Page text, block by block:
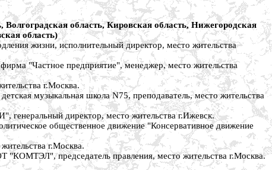
область, Кировская область, Нижегородская
область)
жизни, исполнительный директор, место жительства
"Частное предприятие", менеджер, место жительства
г.Москва.
музыкальная школа N75, преподаватель, место жительства
директор, место жительства г.Ижевск.
общественное движение "Консервативное движение
г.Москва.
председатель правления, место жительства г.Москва.